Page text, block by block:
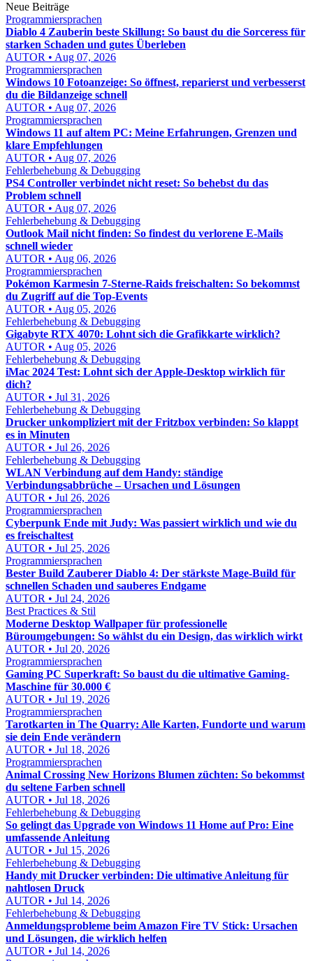
Neue Beiträge
Programmiersprachen
Diablo 4 Zauberin beste Skillung: So baust du die Sorceress für
starken Schaden und gutes Überleben
AUTOR • Aug 07, 2026
Programmiersprachen
Windows 10 Fotoanzeige: So öffnest, reparierst und verbesserst
du die Bildanzeige schnell
AUTOR • Aug 07, 2026
Programmiersprachen
Windows 11 auf altem PC: Meine Erfahrungen, Grenzen und
klare Empfehlungen
AUTOR • Aug 07, 2026
Fehlerbehebung & Debugging
PS4 Controller verbindet nicht reset: So behebst du das
Problem schnell
AUTOR • Aug 07, 2026
Fehlerbehebung & Debugging
Outlook Mail nicht finden: So findest du verlorene E-Mails
schnell wieder
AUTOR • Aug 06, 2026
Programmiersprachen
Pokémon Karmesin 7-Sterne-Raids freischalten: So bekommst
du Zugriff auf die Top-Events
AUTOR • Aug 05, 2026
Fehlerbehebung & Debugging
Gigabyte RTX 4070: Lohnt sich die Grafikkarte wirklich?
AUTOR • Aug 05, 2026
Fehlerbehebung & Debugging
iMac 2024 Test: Lohnt sich der Apple-Desktop wirklich für
dich?
AUTOR • Jul 31, 2026
Fehlerbehebung & Debugging
Drucker unkompliziert mit der Fritzbox verbinden: So klappt
es in Minuten
AUTOR • Jul 26, 2026
Fehlerbehebung & Debugging
WLAN Verbindung auf dem Handy: ständige
Verbindungsabbrüche – Ursachen und Lösungen
AUTOR • Jul 26, 2026
Programmiersprachen
Cyberpunk Ende mit Judy: Was passiert wirklich und wie du
es freischaltest
AUTOR • Jul 25, 2026
Programmiersprachen
Bester Build Zauberer Diablo 4: Der stärkste Mage-Build für
schnellen Schaden und sauberes Endgame
AUTOR • Jul 24, 2026
Best Practices & Stil
Moderne Desktop Wallpaper für professionelle
Büroumgebungen: So wählst du ein Design, das wirklich wirkt
AUTOR • Jul 20, 2026
Programmiersprachen
Gaming PC Superkraft: So baust du die ultimative Gaming-
Maschine für 30.000 €
AUTOR • Jul 19, 2026
Programmiersprachen
Tarotkarten in The Quarry: Alle Karten, Fundorte und warum
sie dein Ende verändern
AUTOR • Jul 18, 2026
Programmiersprachen
Animal Crossing New Horizons Blumen züchten: So bekommst
du seltene Farben schnell
AUTOR • Jul 18, 2026
Fehlerbehebung & Debugging
So gelingt das Upgrade von Windows 11 Home auf Pro: Eine
umfassende Anleitung
AUTOR • Jul 15, 2026
Fehlerbehebung & Debugging
Handy mit Drucker verbinden: Die ultimative Anleitung für
nahtlosen Druck
AUTOR • Jul 14, 2026
Fehlerbehebung & Debugging
Anmeldungsprobleme beim Amazon Fire TV Stick: Ursachen
und Lösungen, die wirklich helfen
AUTOR • Jul 14, 2026